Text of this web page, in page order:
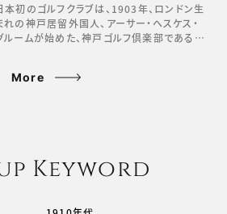
本初のゴルフクラブは、1903年、ロンドン生
れの神戸居留外国人、アーサー・ヘスケス・
ルームが始めた、神戸ゴルフ倶楽部である…
More
Keyword